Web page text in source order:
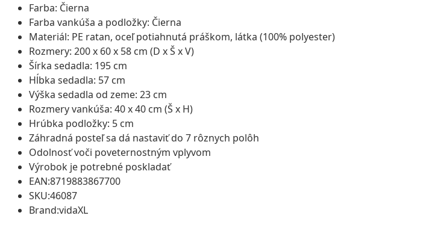
Farba: Čierna
Farba vankúša a podložky: Čierna
Materiál: PE ratan, oceľ potiahnutá práškom, látka (100% polyester)
Rozmery: 200 x 60 x 58 cm (D x Š x V)
Šírka sedadla: 195 cm
Hĺbka sedadla: 57 cm
Výška sedadla od zeme: 23 cm
Rozmery vankúša: 40 x 40 cm (Š x H)
Hrúbka podložky: 5 cm
Záhradná posteľ sa dá nastaviť do 7 rôznych polôh
Odolnosť voči poveternostným vplyvom
Výrobok je potrebné poskladať
EAN:8719883867700
SKU:46087
Brand:vidaXL